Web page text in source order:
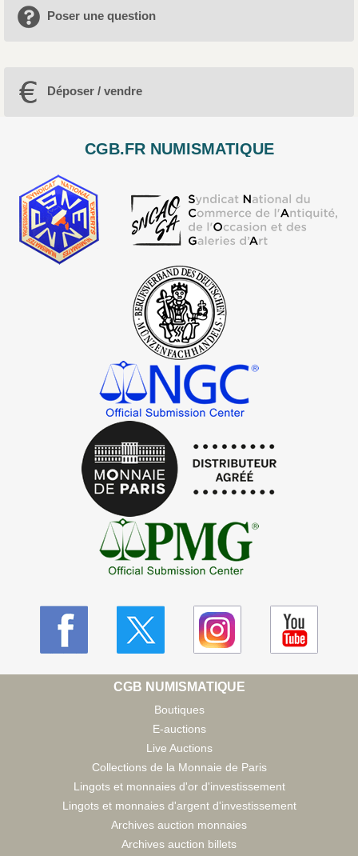
Poser une question
Déposer / vendre
CGB.FR NUMISMATIQUE
CGB NUMISMATIQUE
Boutiques
E-auctions
Live Auctions
Collections de la Monnaie de Paris
Lingots et monnaies d'or d'investissement
Lingots et monnaies d'argent d'investissement
Archives auction monnaies
Archives auction billets